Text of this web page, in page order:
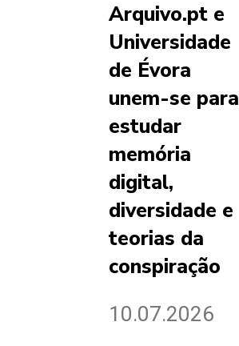
Arquivo.pt e
Universidade
de Évora
unem-se para
estudar
memória
digital,
diversidade e
teorias da
conspiração
10.07.2026